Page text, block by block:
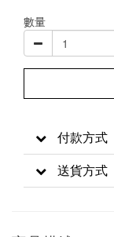
數量
付款方式
送貨方式